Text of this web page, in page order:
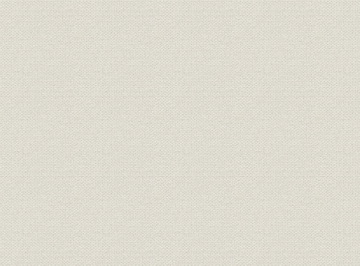
3 経営調査委員
4 役員
5 会社機構図
6 店舗所在地
7 関連事業
8 現行取扱保険種類一覧
9 歴代役員任期一覧表
10 業績統計